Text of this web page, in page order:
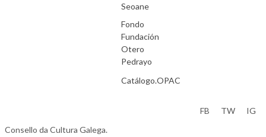
Seoane
Fondo
Fundación
Otero
Pedrayo
Catálogo.OPAC
Consello da Cultura Galega.
FB TW IG